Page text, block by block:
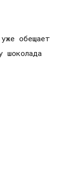
обещает
шоколада